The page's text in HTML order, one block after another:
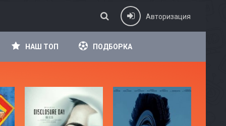
Авторизация
НАШ ТОП ПОДБОРКА